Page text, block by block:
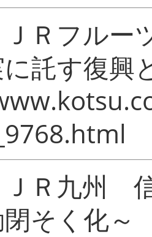
Ｒフルー
託す復興
Ｒ九州 信
そく化～